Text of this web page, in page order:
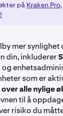
på Kraken Pro
mer
din, inkluderer
som er
alle nylige
til å
risiko du